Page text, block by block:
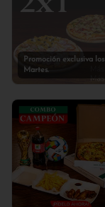
Promoción exclusiva los
Martes.